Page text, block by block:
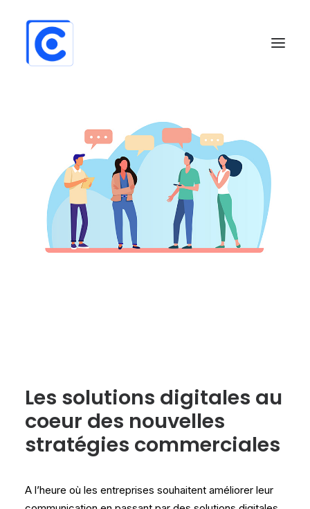
Les solutions digitales au
coeur des nouvelles
stratégies commerciales
A l’heure où les entreprises souhaitent améliorer leur